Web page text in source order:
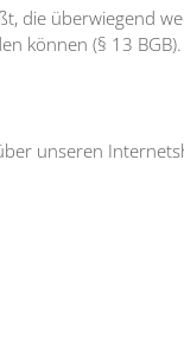
die überwiegend
können (§ 13 BGB).
unseren